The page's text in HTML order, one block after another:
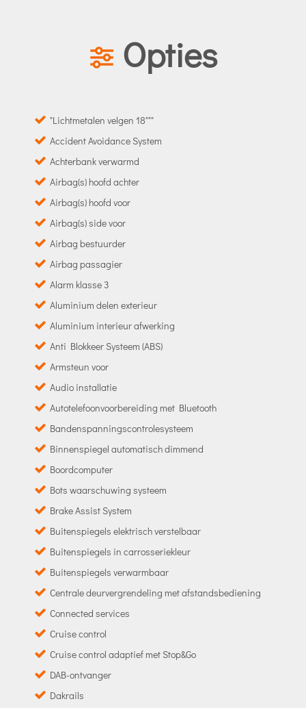
Opties
"Lichtmetalen velgen 18"""
Accident Avoidance System
Achterbank verwarmd
Airbag(s) hoofd achter
Airbag(s) hoofd voor
Airbag(s) side voor
Airbag bestuurder
Airbag passagier
Alarm klasse 3
Aluminium delen exterieur
Aluminium interieur afwerking
Anti Blokkeer Systeem (ABS)
Armsteun voor
Audio installatie
Autotelefoonvoorbereiding met Bluetooth
Bandenspanningscontrolesysteem
Binnenspiegel automatisch dimmend
Boordcomputer
Bots waarschuwing systeem
Brake Assist System
Buitenspiegels elektrisch verstelbaar
Buitenspiegels in carrosseriekleur
Buitenspiegels verwarmbaar
Centrale deurvergrendeling met afstandsbediening
Connected services
Cruise control
Cruise control adaptief met Stop&Go
DAB-ontvanger
Dakrails